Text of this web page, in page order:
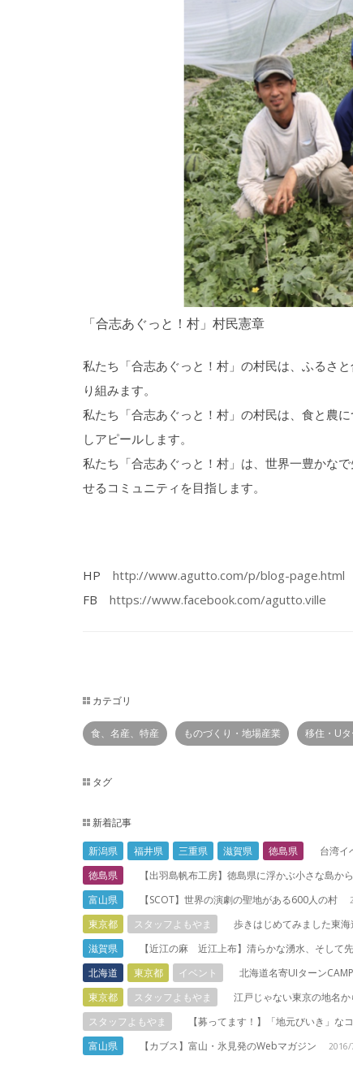
「合志あぐっと！村」村民憲章
私たち「合志あぐっと！村」の村民は、ふるさ
り組みます。
私たち「合志あぐっと！村」の村民は、食と農
しアピールします。
私たち「合志あぐっと！村」は、世界一豊かな
せるコミュニティを目指します。
HP http://www.agutto.com/p/blog-page.html
FB https://www.facebook.com/agutto.ville
カテゴリ
食、名産、特産 ものづくり・地場産業 移住・U
タグ
新着記事
新潟県 福井県 三重県 滋賀県 徳島県 台湾イ
徳島県 【出羽島帆布工房】徳島県に浮かぶ小さな島か
富山県 【SCOT】世界の演劇の聖地がある600人の村
東京都 スタッフよもやま 歩きはじめてみました東海
滋賀県 【近江の麻 近江上布】清らかな湧水、そして
北海道 東京都 イベント 北海道名寄UIターン
東京都 スタッフよもやま 江戸じゃない東京の地名か
スタッフよもやま 【募ってます！】「地元びいき」な
富山県 【カブス】富山・氷見発のWebマガジン